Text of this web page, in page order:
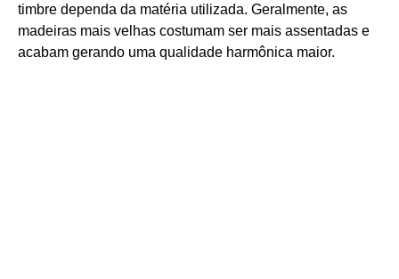
timbre dependa da matéria utilizada. Geralmente, as
madeiras mais velhas costumam ser mais assentadas e
acabam gerando uma qualidade harmônica maior.